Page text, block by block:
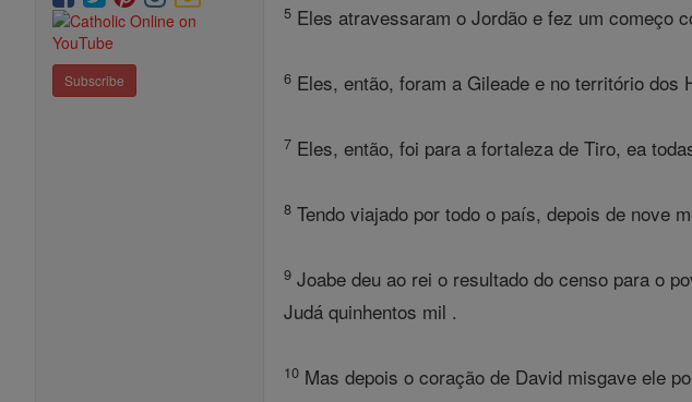
Subscribe
5 Eles atravessaram o Jordão e fez um começo
6 Eles, então, foram a Gileade e no território
7 Eles, então, foi para a fortaleza de Tiro, ea
8 Tendo viajado por todo o país, depois de nove
9 Joabe deu ao rei o resultado do censo para o
Judá quinhentos mil .
10 Mas depois o coração de David misgave ele